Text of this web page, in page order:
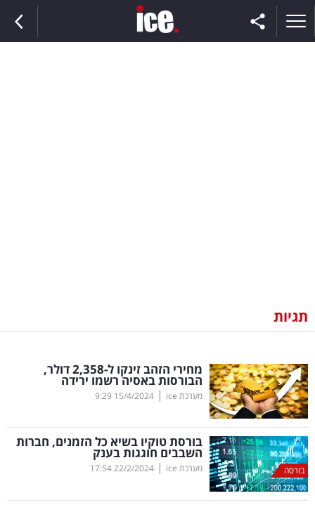
וצרכנות
דיגיטל
וטק
שיווק
ופרסום
משפט
תגיות
מחירי הזהב זינקו ל-2,358 דולר,
הבורסות באסיה רשמו ירידה
מערכת ice |
15/4/2024
9:29
בורסה
בורסת טוקיו בשיא כל הזמנים, חברות
השבבים חוגגות בענק
מערכת ice |
22/2/2024
17:54